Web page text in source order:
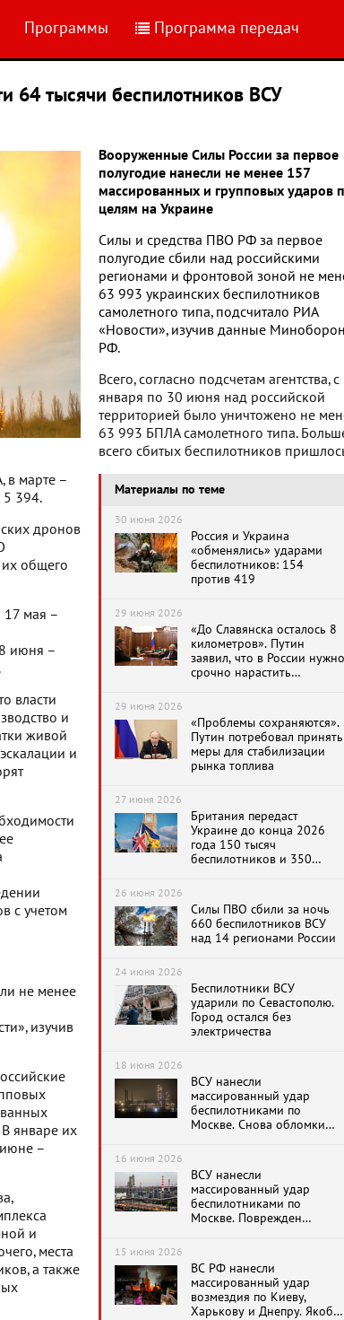
Программы Программа передач
64 тысячи беспилотников ВСУ
Вооруженные Силы России за первое
полугодие нанесли не менее 157
массированных и групповых ударов
целям на Украине
Материалы по теме
30 июня 2026
Россия и Украина
«обменялись» ударами
беспилотников: 154
против 419
29 июня 2026
«До Славянска осталось 8
километров». Путин
заявил, что в России нужно
срочно нарастить
29 июня 2026
«Проблемы сохраняются».
Путин потребовал принять
меры для стабилизации
рынка топлива
27 июня 2026
Британия передаст
Украине до конца 2026
года 150 тысяч
беспилотников и 350
26 июня 2026
Силы ПВО сбили за ночь
660 беспилотников ВСУ
над 14 регионами России
24 июня 2026
Беспилотники ВСУ
ударили по Севастополю.
Город остался без
электричества
18 июня 2026
ВСУ нанесли
массированный удар
беспилотниками по
Москве. Снова обломки
16 июня 2026
ВСУ нанесли
массированный удар
беспилотниками по
Москве. Поврежден
завод
15 июня 2026
ВС РФ нанесли
массированный удар
возмездия по Киеву,
Харькову и Днепру. Якобы
Силы и средства ПВО РФ за первое
полугодие сбили над российскими
регионами и фронтовой зоной не
63 993 украинских беспилотников
самолетного типа, подсчитало РИА
«Новости», изучив данные
РФ.
Всего, согласно подсчетам агентства, с
января по 30 июня над российской
территорией было уничтожено не
63 993 БПЛА самолетного типа.
всего сбитых беспилотников
в марте –
5 394.
дронов
их общего
17 мая –
июня –
власти
и
живой
и
с учетом
не менее
изучив
январе их
–
и
места
а также